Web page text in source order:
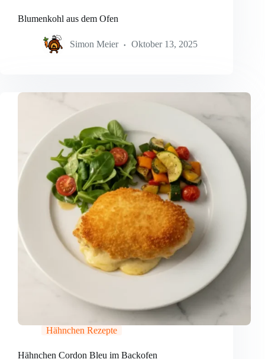
Blumenkohl aus dem Ofen
Simon Meier Oktober 13, 2025
Hähnchen Rezepte
Hähnchen Cordon Bleu im Backofen